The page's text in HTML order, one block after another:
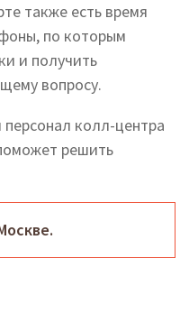
также есть время
по которым
и получить
вопросу.
колл-центра
решить